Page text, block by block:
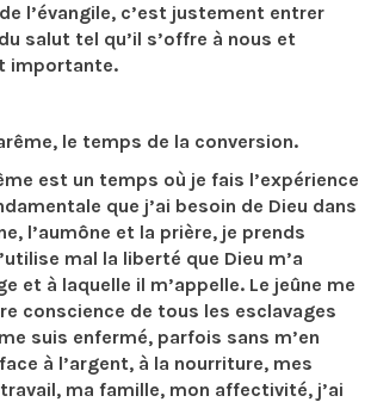
l’évangile, c’est justement entrer
salut tel qu’il s’offre à nous et
importante.
le temps de la conversion.
est un temps où je fais l’expérience
que j’ai besoin de Dieu dans
l’aumône et la prière, je prends
mal la liberté que Dieu m’a
et à laquelle il m’appelle. Le jeûne me
conscience de tous les esclavages
suis enfermé, parfois sans m’en
à l’argent, à la nourriture, mes
ma famille, mon affectivité, j’ai